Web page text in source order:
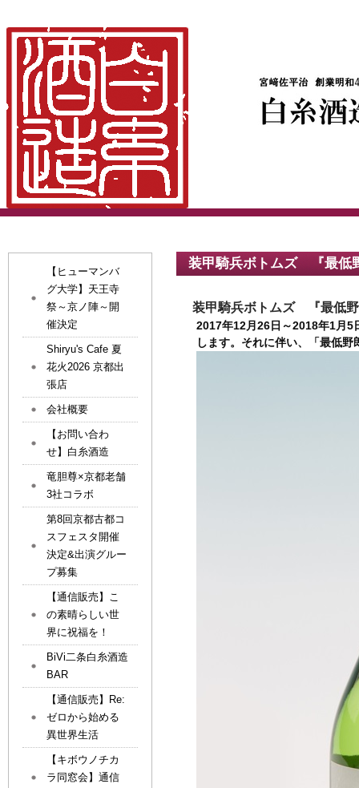
装甲騎兵ボトムズ 『最低
装甲騎兵ボトムズ 『最低
2017年12月 26日～2018年1月 5
します。それに伴い、「最低
【ヒューマンバ
グ大学】天王寺
祭～京ノ陣～開
催決定
Shiryu's Cafe 夏
花火2026 京都出
張店
会社概要
【お問い合わ
せ】白糸酒造
竜胆尊×京都老舗
3社コラボ
第8回京都古都コ
スフェスタ開催
決定&出演グルー
プ募集
【通信販売】こ
の素晴らしい世
界に祝福を！
BiVi二条白糸酒造
BAR
【通信販売】Re:
ゼロから始める
異世界生活
【キボウノチカ
ラ同窓会】通信